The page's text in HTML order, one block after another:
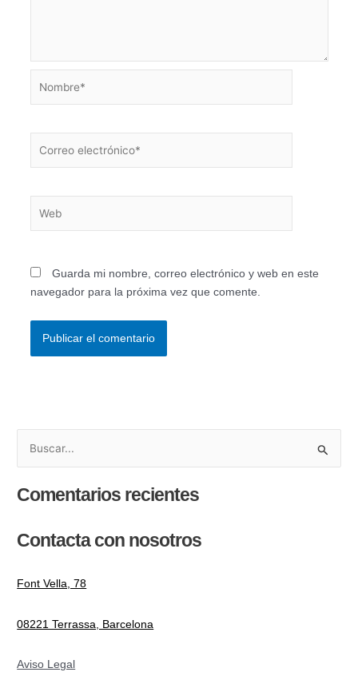
electrónico*
Guarda mi nombre, correo electrónico y web en este
navegador para la próxima vez que comente.
s
a
p
r
Comentarios recientes
Contacta con nosotros
Font Vella, 78
08221 Terrassa, Barcelona
Aviso Legal